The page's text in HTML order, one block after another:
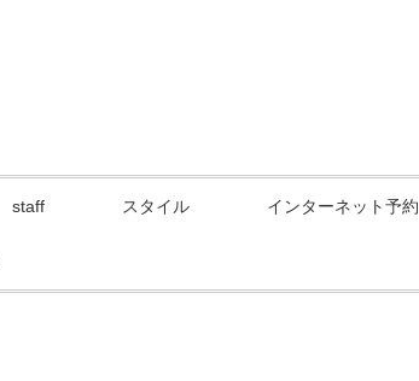
staff スタイル インターネット予約